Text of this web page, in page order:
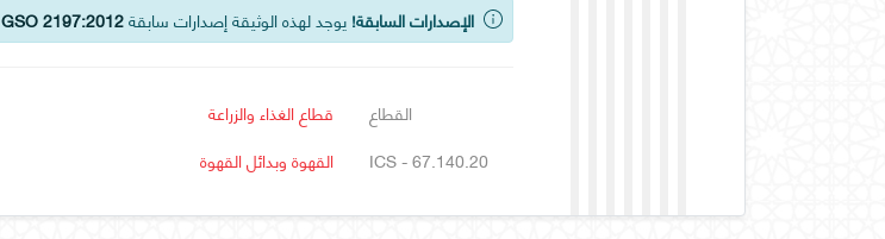
الإصدارات السابقة! يوجد لهذه الوثيقة إصدارات سابقةGSO 2197:2012
القطاع
قطاع الغذاء والزراعة
ICS - 67.140.20
القهوة وبدائل القهوة